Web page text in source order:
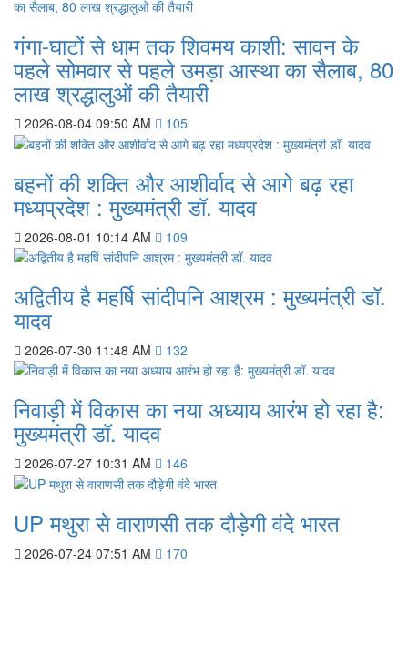
गंगा-घाटों से धाम तक शिवमय काशी: सावन के
पहले सोमवार से पहले उमड़ा आस्था का सैलाब, 80
लाख श्रद्धालुओं की तैयारी
2026-08-04 09:50 AM 105
बहनों की शक्ति और आशीर्वाद से आगे बढ़ रहा
मध्यप्रदेश : मुख्यमंत्री डॉ. यादव
2026-08-01 10:14 AM 109
अद्वितीय है महर्षि सांदीपनि आश्रम : मुख्यमंत्री डॉ.
यादव
2026-07-30 11:48 AM 132
निवाड़ी में विकास का नया अध्याय आरंभ हो रहा है:
मुख्यमंत्री डॉ. यादव
2026-07-27 10:31 AM 146
UP मथुरा से वाराणसी तक दौड़ेगी वंदे भारत
2026-07-24 07:51 AM 170